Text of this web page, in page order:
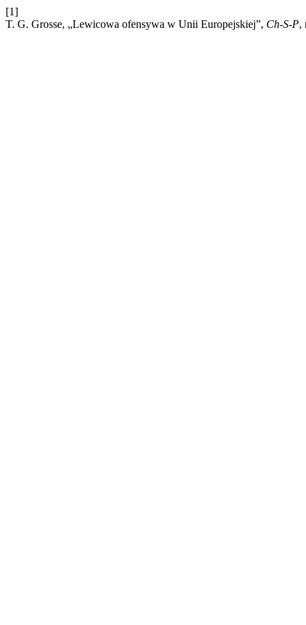
[1]
T. G. Grosse, „Lewicowa ofensywa w Unii Europejskiej”, Ch-S-P,